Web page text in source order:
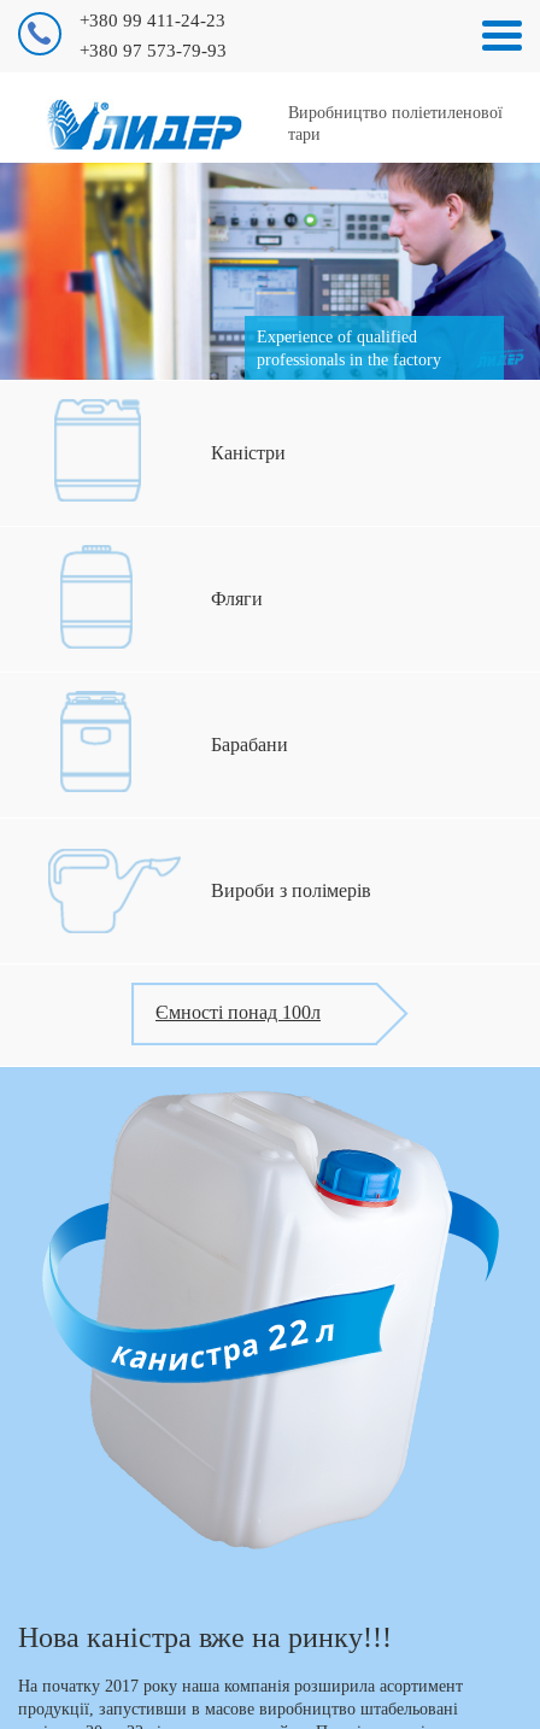
+380 99 411-24-23
+380 97 573-79-93
Виробництво поліетиленової
тари
Experience of qualified
professionals in the factory
Каністри
Фляги
Барабани
Вироби з полімерів
Ємності понад 100л
Нова каністра вже на ринку!!!
На початку 2017 року наша компанія розширила асортимент
продукції, запустивши в масове виробництво штабельовані